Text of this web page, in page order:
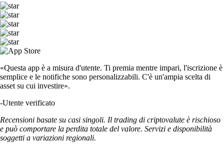
«Questa app è a misura d'utente. Ti premia mentre impari, l'iscrizione è
semplice e le notifiche sono personalizzabili. C'è un'ampia scelta di
asset su cui investire».
-Utente verificato
Recensioni basate su casi singoli. Il trading di criptovalute è rischioso
e può comportare la perdita totale del valore. Servizi e disponibilità
soggetti a variazioni regionali.